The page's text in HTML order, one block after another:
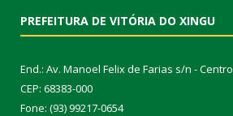
PREFEITURA DE VITÓRIA DO XINGU
End.: Av. Manoel Felix de Farias s/n - Centro
CEP: 68383-000
Fone: (93) 99217-0654